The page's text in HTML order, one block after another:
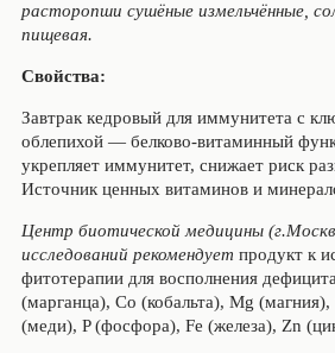
расторопши сушёные измельчённые,
пищевая.
Свойства:
Завтрак кедровый для иммунитета с
облепихой — белково-витаминный
укрепляет иммунитет, снижает риск
Источник ценных витаминов и
Центр биотической медицины
исследований рекомендует продукт к
фитотерапии для восполнения
(марганца), Co (кобальта), Mg
(меди), P (фосфора), Fe (железа), Zn